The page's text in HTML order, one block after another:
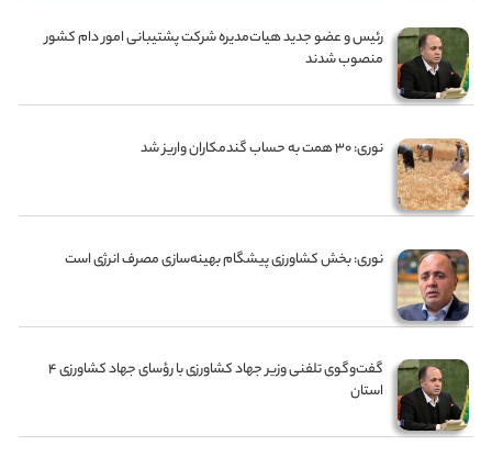
رئیس و عضو جدید هیات‌مدیره شرکت پشتیبانی امور دام کشور
منصوب شدند
نوری: ۳۰ همت به حساب گندمکاران واریز شد
نوری: بخش کشاورزی پیشگام بهینه‌سازی مصرف انرژی است
گفت‌وگوی تلفنی وزیر جهاد کشاورزی با رؤسای جهاد کشاورزی ۴
استان